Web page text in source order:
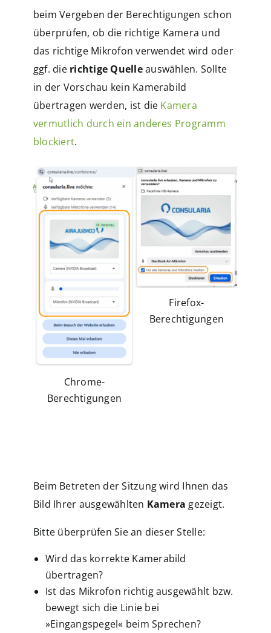
beim Vergeben der Berechtigungen schon
überprüfen, ob die richtige Kamera und
das richtige Mikrofon verwendet wird oder
ggf. die richtige Quelleauswählen. Sollte
in der Vorschau kein Kamerabild
übertragen werden, ist die Kamera
vermutlich durch ein anderes Programm
blockiert.
Chrome-
Berechtigungen
Firefox-
Berechtigungen
Beim Betreten der Sitzung wird Ihnen das
Bild Ihrer ausgewählten Kamera gezeigt.
Bitte überprüfen Sie an dieser Stelle:
Wird das korrekte Kamerabild
übertragen?
Ist das Mikrofon richtig ausgewählt bzw.
bewegt sich die Linie bei
»Eingangspegel« beim Sprechen?